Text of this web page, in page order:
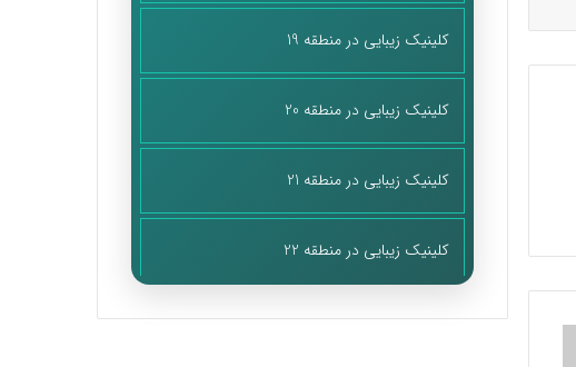
کلینیک زیبایی در منطقه 19
کلینیک زیبایی در منطقه 20
کلینیک زیبایی در منطقه 21
کلینیک زیبایی در منطقه 22